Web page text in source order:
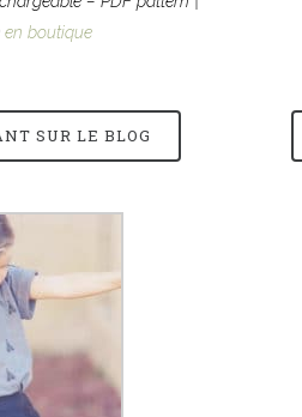
en boutique
SUR LE BLOG